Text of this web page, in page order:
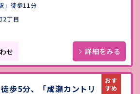
」徒歩11分
2丁目
せ 詳細をみる
歩5分、「成瀬カントリ